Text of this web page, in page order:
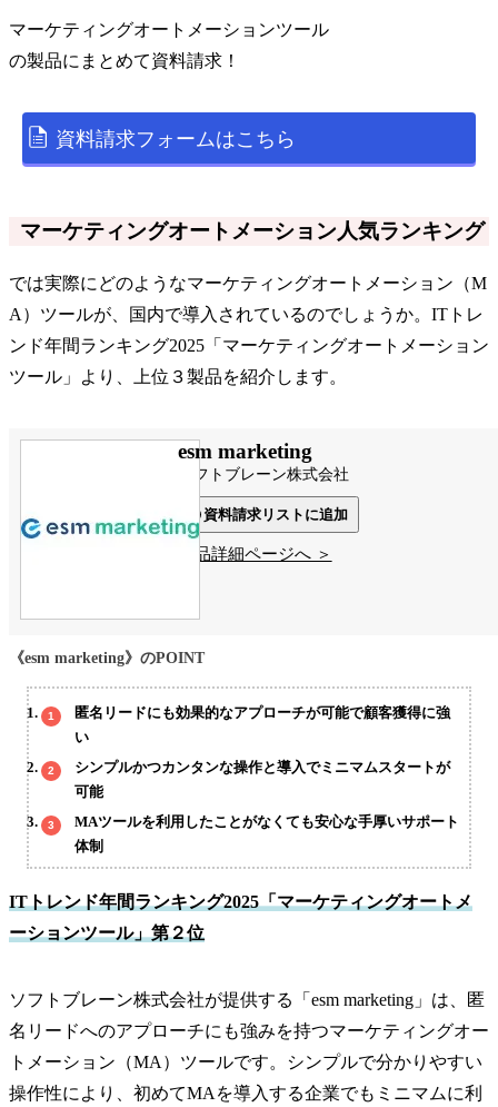
マーケティングオートメーションツール
の製品にまとめて資料請求！
資料請求フォームはこちら
マーケティングオートメーション人気ランキング
では実際にどのようなマーケティングオートメーション（M
A）ツールが、国内で導入されているのでしょうか。ITトレ
ンド年間ランキング2025「マーケティングオートメーション
ツール」より、上位３製品を紹介します。
esm marketing
ソフトブレーン株式会社
資料請求リストに追加
製品詳細ページへ ＞
《esm marketing》のPOINT
匿名リードにも効果的なアプローチが可能で顧客獲得に強
い
シンプルかつカンタンな操作と導入でミニマムスタートが
可能
MAツールを利用したことがなくても安心な手厚いサポート
体制
ITトレンド年間ランキング2025「マーケティングオートメ
ーションツール」第２位
ソフトブレーン株式会社が提供する「esm marketing」は、匿
名リードへのアプローチにも強みを持つマーケティングオー
トメーション（MA）ツールです。シンプルで分かりやすい
操作性により、初めてMAを導入する企業でもミニマムに利